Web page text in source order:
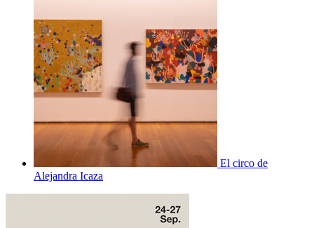
El circo de
Alejandra Icaza